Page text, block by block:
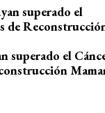
superado el